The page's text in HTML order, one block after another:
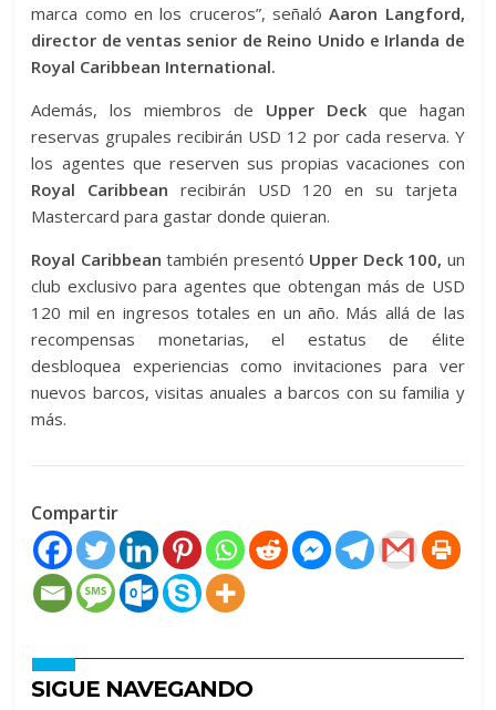
marca como en los cruceros”, señaló Aaron Langford,
director de ventas senior de Reino Unido e Irlanda de
Royal Caribbean International.
Además, los miembros de Upper Deckque hagan
reservas grupales recibirán USD 12 por cada reserva. Y
los agentes que reserven sus propias vacaciones con
Royal Caribbean recibirán USD 120 en su tarjeta
Mastercard para gastar donde quieran.
Royal Caribbean también presentó Upper Deck 100, un
club exclusivo para agentes que obtengan más de USD
120 mil en ingresos totales en un año. Más allá de las
recompensas monetarias, el estatus de élite
desbloquea experiencias como invitaciones para ver
nuevos barcos, visitas anuales a barcos con su familia y
más.
Compartir
SIGUE NAVEGANDO